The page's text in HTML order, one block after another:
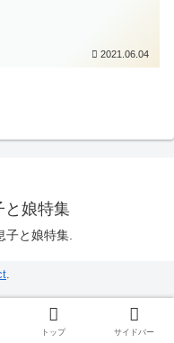
2021.06.04
と娘特集
と娘特集.
トップ サイドバー